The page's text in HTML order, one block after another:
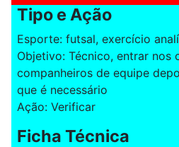
Tipo e Ação
Esporte: futsal, exercício
Objetivo: Técnico, entrar nos
companheiros de equipe
que é necessário
Ação: Verificar
Ficha Técnica